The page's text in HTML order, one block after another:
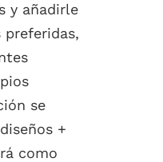
y añadirle
se
+
como